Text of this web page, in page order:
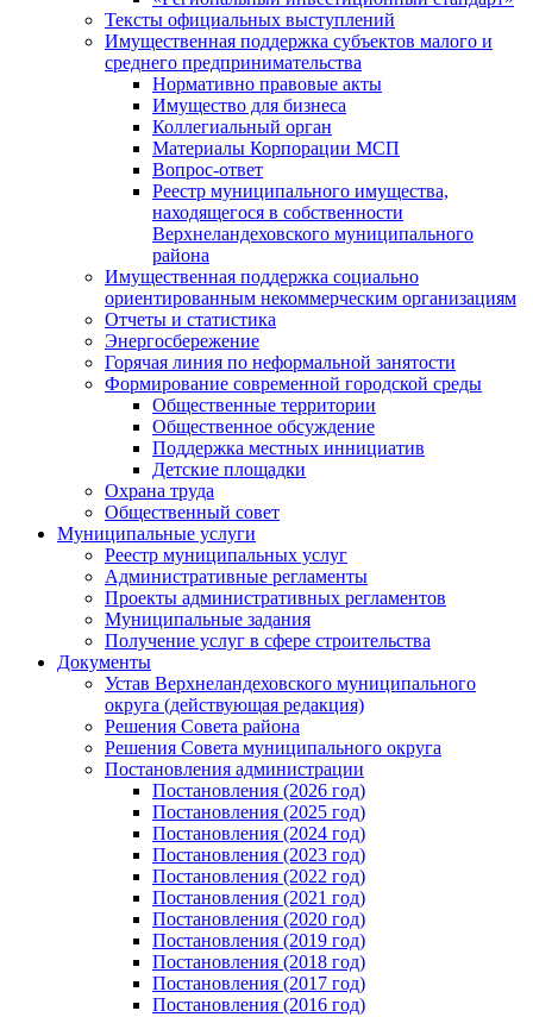
Тексты официальных выступлений
Имущественная поддержка субъектов малого и
среднего предпринимательства
Нормативно правовые акты
Имущество для бизнеса
Коллегиальный орган
Материалы Корпорации МСП
Вопрос-ответ
Реестр муниципального имущества,
находящегося в собственности
Верхнеландеховского муниципального
района
Имущественная поддержка социально
ориентированным некоммерческим организациям
Отчеты и статистика
Энергосбережение
Горячая линия по неформальной занятости
Формирование современной городской среды
Общественные территории
Общественное обсуждение
Поддержка местных иннициатив
Детские площадки
Охрана труда
Общественный совет
Муниципальные услуги
Реестр муниципальных услуг
Административные регламенты
Проекты административных регламентов
Муниципальные задания
Получение услуг в сфере строительства
Документы
Устав Верхнеландеховского муниципального
округа (действующая редакция)
Решения Совета района
Решения Совета муниципального округа
Постановления администрации
Постановления (2026 год)
Постановления (2025 год)
Постановления (2024 год)
Постановления (2023 год)
Постановления (2022 год)
Постановления (2021 год)
Постановления (2020 год)
Постановления (2019 год)
Постановления (2018 год)
Постановления (2017 год)
Постановления (2016 год)